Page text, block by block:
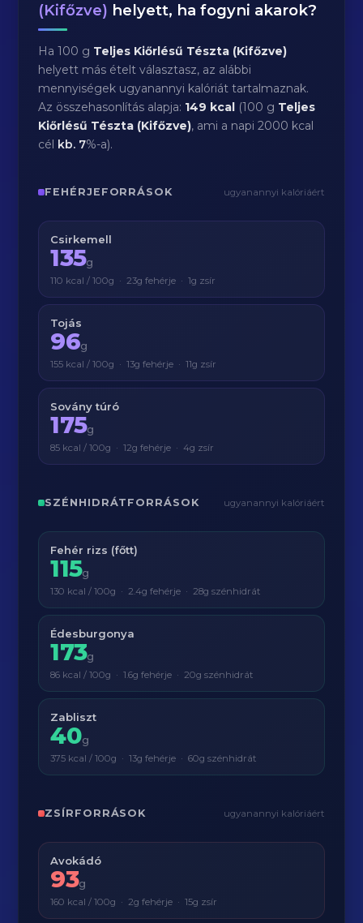
(Kifőzve) helyett, ha fogyni akarok?
Ha 100 g Teljes Kiőrlésű Tészta (Kifőzve)
helyett más ételt választasz, az alábbi
mennyiségek ugyanannyi kalóriát tartalmaznak.
Az összehasonlítás alapja: 149 kcal (100 g Teljes
Kiőrlésű Tészta (Kifőzve), ami a napi 2000 kcal
cél kb. 7%-a).
FEHÉRJEFORRÁSOK ugyanannyi kalóriáért
Csirkemell
135g
110 kcal / 100g · 23g fehérje · 1g zsír
Tojás
96g
155 kcal / 100g · 13g fehérje · 11g zsír
Sovány túró
175g
85 kcal / 100g · 12g fehérje · 4g zsír
SZÉNHIDRÁTFORRÁSOK ugyanannyi kalóriáért
Fehér rizs (főtt)
115g
130 kcal / 100g · 2.4g fehérje · 28g szénhidrát
Édesburgonya
173g
86 kcal / 100g · 1.6g fehérje · 20g szénhidrát
Zabliszt
40g
375 kcal / 100g · 13g fehérje · 60g szénhidrát
ZSÍRFORRÁSOK ugyanannyi kalóriáért
Avokádó
93g
160 kcal / 100g · 2g fehérje · 15g zsír